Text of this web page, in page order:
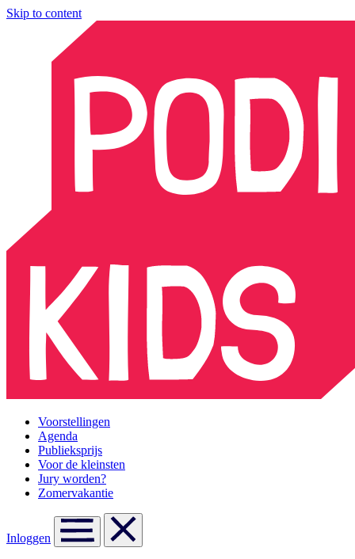
Skip to content
Voorstellingen
Agenda
Publieksprijs
Voor de kleinsten
Jury worden?
Zomervakantie
Inloggen